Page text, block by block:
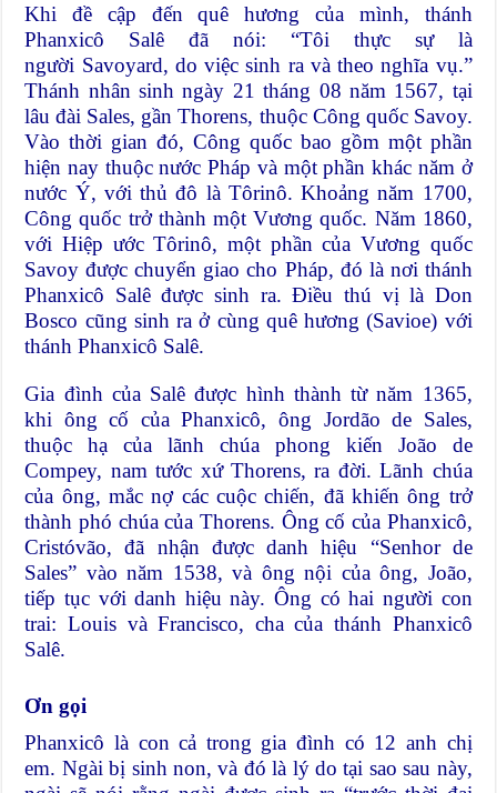
Khi đề cập đến quê hương của mình, thánh
Phanxicô Salê đã nói: “Tôi thực sự là
người Savoyard, do việc sinh ra và theo nghĩa vụ.”
Thánh nhân sinh ngày 21 tháng 08 năm 1567, tại
lâu đài Sales, gần Thorens, thuộc Công quốc Savoy.
Vào thời gian đó, Công quốc bao gồm một phần
hiện nay thuộc nước Pháp và một phần khác năm ở
nước Ý, với thủ đô là Tôrinô. Khoảng năm 1700,
Công quốc trở thành một Vương quốc. Năm 1860,
với Hiệp ước Tôrinô, một phần của Vương quốc
Savoy được chuyển giao cho Pháp, đó là nơi thánh
Phanxicô Salê được sinh ra. Điều thú vị là Don
Bosco cũng sinh ra ở cùng quê hương (Savioe) với
thánh Phanxicô Salê.
Gia đình của Salê được hình thành từ năm 1365,
khi ông cố của Phanxicô, ông Jordão de Sales,
thuộc hạ của lãnh chúa phong kiến ​​João de
Compey, nam tước xứ Thorens, ra đời. Lãnh chúa
của ông, mắc nợ các cuộc chiến, đã khiến ông trở
thành phó chúa của Thorens. Ông cố của Phanxicô,
Cristóvão, đã nhận được danh hiệu “Senhor de
Sales” vào năm 1538, và ông nội của ông, João,
tiếp tục với danh hiệu này. Ông có hai người con
trai: Louis và Francisco, cha của thánh Phanxicô
Salê.
Ơn gọi
Phanxicô là con cả trong gia đình có 12 anh chị
em. Ngài bị sinh non, và đó là lý do tại sao sau này,